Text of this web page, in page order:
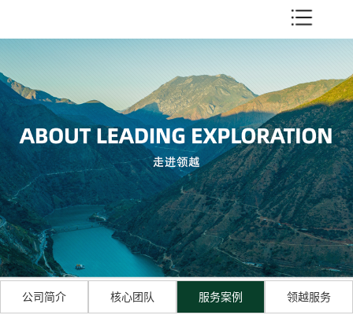
公司简介 核心团队 服务案例 领越服务